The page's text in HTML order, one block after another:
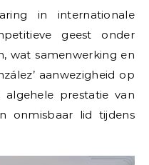
in internationale
geest onder
wat samenwerking en
aanwezigheid op
prestatie van
onmisbaar lid tijdens